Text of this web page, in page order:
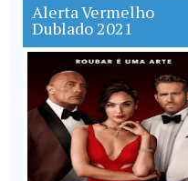
Alerta Vermelho
Dublado 2021